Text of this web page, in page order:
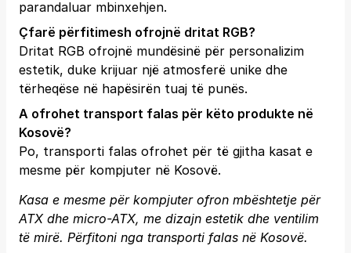
parandaluar mbinxehjen.
Çfarë përfitimesh ofrojnë dritat RGB?
Dritat RGB ofrojnë mundësinë për personalizim
estetik, duke krijuar një atmosferë unike dhe
tërheqëse në hapësirën tuaj të punës.
A ofrohet transport falas për këto produkte në
Kosovë?
Po, transporti falas ofrohet për të gjitha kasat e
mesme për kompjuter në Kosovë.
Kasa e mesme për kompjuter ofron mbështetje për
ATX dhe micro-ATX, me dizajn estetik dhe ventilim
të mirë. Përfitoni nga transporti falas në Kosovë.